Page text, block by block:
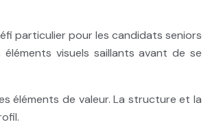
particulier pour les candidats seniors
visuels saillants avant de se
éléments de valeur. La structure et la